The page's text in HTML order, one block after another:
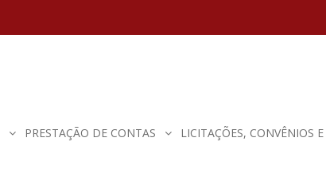
PRESTAÇÃO DE CONTAS LICITAÇÕES, CONVÊNIOS